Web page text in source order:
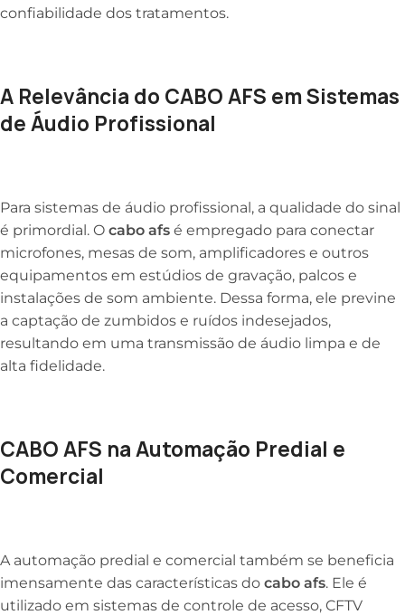
confiabilidade dos tratamentos.
A Relevância do CABO AFS em Sistemas
de Áudio Profissional
Para sistemas de áudio profissional, a qualidade do sinal
é primordial. O cabo afs é empregado para conectar
microfones, mesas de som, amplificadores e outros
equipamentos em estúdios de gravação, palcos e
instalações de som ambiente. Dessa forma, ele previne
a captação de zumbidos e ruídos indesejados,
resultando em uma transmissão de áudio limpa e de
alta fidelidade.
CABO AFS na Automação Predial e
Comercial
A automação predial e comercial também se beneficia
imensamente das características do cabo afs. Ele é
utilizado em sistemas de controle de acesso, CFTV